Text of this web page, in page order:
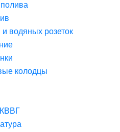
водяных розеток
колодцы
КВВГ